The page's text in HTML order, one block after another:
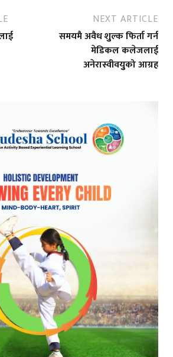
NEXT ARTICLE
समयमै अवैध शुुल्क फिर्ता गर्न
मेडिकल कलेजलाई
अनेरास्वीवयुुको आग्रह